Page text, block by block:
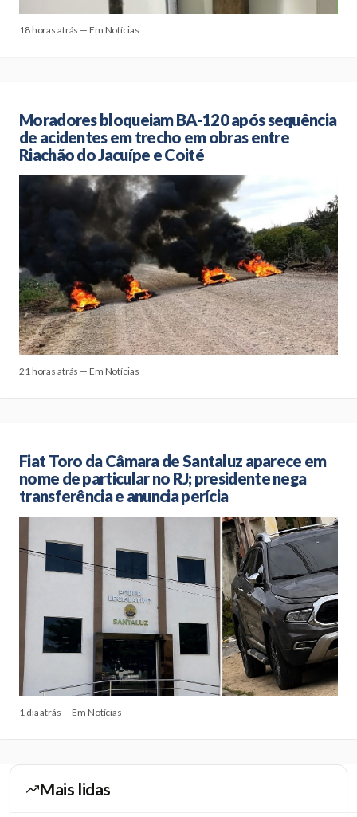
18 horas atrás — Em Notícias
Moradores bloqueiam BA-120 após sequência
de acidentes em trecho em obras entre
Riachão do Jacuípe e Coité
21 horas atrás — Em Notícias
Fiat Toro da Câmara de Santaluz aparece em
nome de particular no RJ; presidente nega
transferência e anuncia perícia
1 dia atrás — Em Notícias
Mais lidas